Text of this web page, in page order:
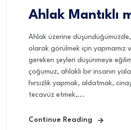
Ahlak Mantıklı
Ahlak üzerine
olarak görülmek için yapmamız
gereken şeyleri düşünmeye
çoğumuz, ahlaklı bir insanın
hırsızlık yapmak, aldatmak,
tecavüz etmek,...
Continue Reading